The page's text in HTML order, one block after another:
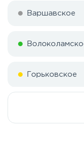
Варшавское
Горьковское